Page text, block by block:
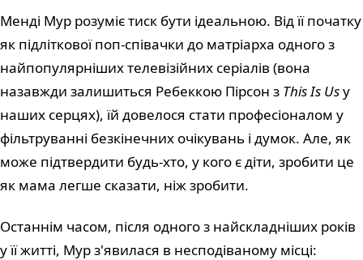
Менді Мур розуміє тиск бути ідеальною. Від її початку
як підліткової поп-співачки до матріарха одного з
найпопулярніших телевізійних серіалів (вона
назавжди залишиться Ребеккою Пірсон з This Is Usу
наших серцях), їй довелося стати професіоналом у
фільтруванні безкінечних очікувань і думок. Але, як
може підтвердити будь-хто, у кого є діти, зробити це
як мама легше сказати, ніж зробити.
Останнім часом, після одного з найскладніших років
у її житті, Мур з'явилася в несподіваному місці: